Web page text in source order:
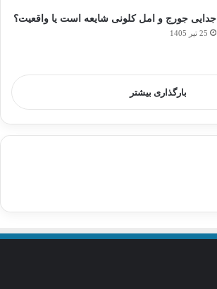
جدایی جورج و امل کلونی شایعه است یا واقعیت؟
25 تیر 1405
بارگذاری بیشتر